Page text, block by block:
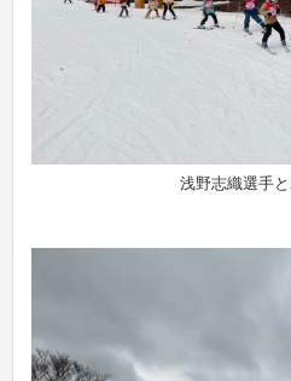
浅野志織選手